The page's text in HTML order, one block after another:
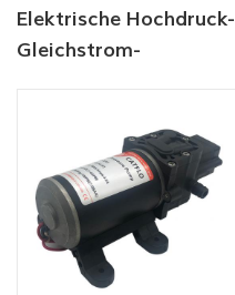
Elektrische Hochdruck-
Gleichstrom-